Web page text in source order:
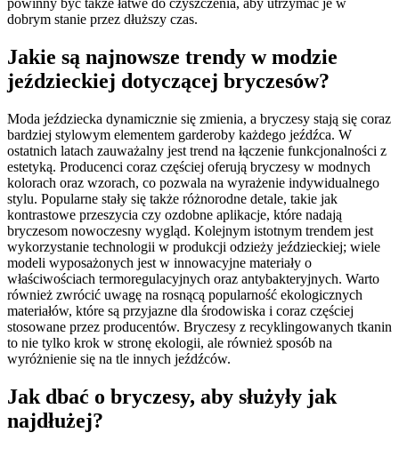
powinny być także łatwe do czyszczenia, aby utrzymać je w
dobrym stanie przez dłuższy czas.
Jakie są najnowsze trendy w modzie
jeździeckiej dotyczącej bryczesów?
Moda jeździecka dynamicznie się zmienia, a bryczesy stają się coraz
bardziej stylowym elementem garderoby każdego jeźdźca. W
ostatnich latach zauważalny jest trend na łączenie funkcjonalności z
estetyką. Producenci coraz częściej oferują bryczesy w modnych
kolorach oraz wzorach, co pozwala na wyrażenie indywidualnego
stylu. Popularne stały się także różnorodne detale, takie jak
kontrastowe przeszycia czy ozdobne aplikacje, które nadają
bryczesom nowoczesny wygląd. Kolejnym istotnym trendem jest
wykorzystanie technologii w produkcji odzieży jeździeckiej; wiele
modeli wyposażonych jest w innowacyjne materiały o
właściwościach termoregulacyjnych oraz antybakteryjnych. Warto
również zwrócić uwagę na rosnącą popularność ekologicznych
materiałów, które są przyjazne dla środowiska i coraz częściej
stosowane przez producentów. Bryczesy z recyklingowanych tkanin
to nie tylko krok w stronę ekologii, ale również sposób na
wyróżnienie się na tle innych jeźdźców.
Jak dbać o bryczesy, aby służyły jak
najdłużej?